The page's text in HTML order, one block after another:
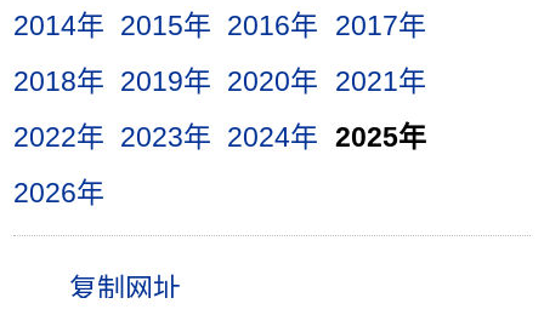
2014年 2015年 2016年
2017年
2018年 2019年 2020年
2021年
2022年 2023年 2024年 2025年
2026年